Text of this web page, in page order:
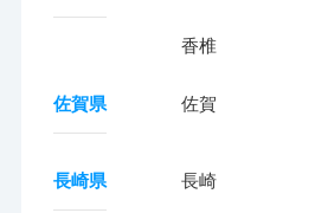
香椎
佐賀県 佐賀
長崎県 長崎